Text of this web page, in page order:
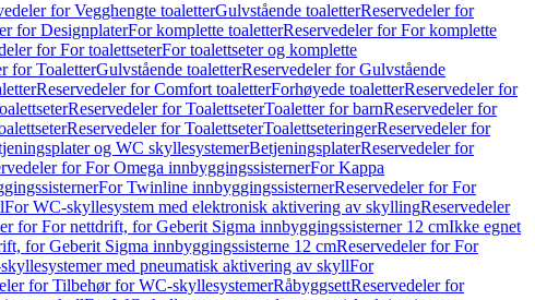
for Vegghengte toaletterGulvstående toaletterReservedeler for
for DesignplaterFor komplette toaletterReservedeler for For komplette
for For toalettseterFor toalettseter og komplette
for ToaletterGulvstående toaletterReservedeler for Gulvstående
Reservedeler for Comfort toaletterForhøyede toaletterReservedeler for
Reservedeler for ToalettseterToaletter for barnReservedeler for
Reservedeler for ToalettseterToalettseteringerReservedeler for
og WC skyllesystemerBetjeningsplaterReservedeler for
for For Omega innbyggingssisternerFor Kappa
For Twinline innbyggingssisternerReservedeler for For
For WC-skyllesystem med elektronisk aktivering av skyllingReservedeler
for For nettdrift, for Geberit Sigma innbyggingssisterner 12 cmIkke egnet
for Geberit Sigma innbyggingssisterne 12 cmReservedeler for For
med pneumatisk aktivering av skyllFor
for Tilbehør for WC-skyllesystemerRåbyggsettReservedeler for